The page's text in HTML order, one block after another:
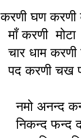
करणी घण करणी
माँ करणी
चार धाम
पद करणी चख
नमो अनन्द
निकन्द फन्द